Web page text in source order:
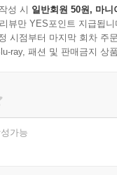
성 시 일반회원 50원, 마니
뷰만 YES포인트 지급됩니
시점부터 마지막 회차 주
ray, 패션 및 판매금지 상
가능